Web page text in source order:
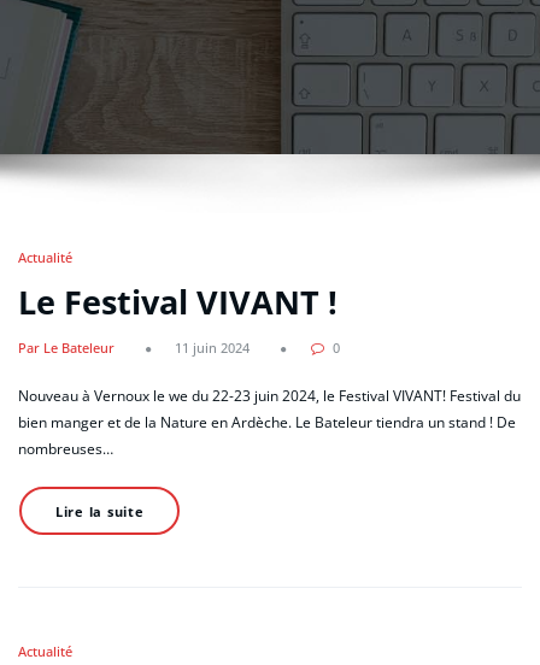
Actualité
Le Festival VIVANT !
Par Le Bateleur 11 juin 2024 0
Nouveau à Vernoux le we du 22-23 juin 2024, le Festival VIVANT! Festival du
bien manger et de la Nature en Ardèche. Le Bateleur tiendra un stand ! De
nombreuses…
Lire la suite
Actualité